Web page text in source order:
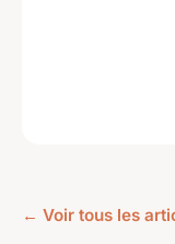
← Voir tous les